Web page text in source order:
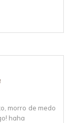
morro de medo
haha